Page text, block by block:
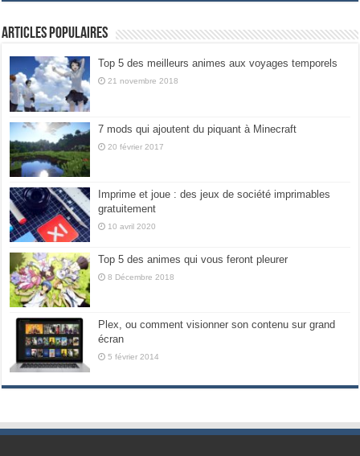
Articles populaires
Top 5 des meilleurs animes aux voyages temporels
21 novembre 2018
7 mods qui ajoutent du piquant à Minecraft
20 février 2017
Imprime et joue : des jeux de société imprimables
gratuitement
10 avril 2020
Top 5 des animes qui vous feront pleurer
8 Décembre 2018
Plex, ou comment visionner son contenu sur grand
écran
5 février 2014